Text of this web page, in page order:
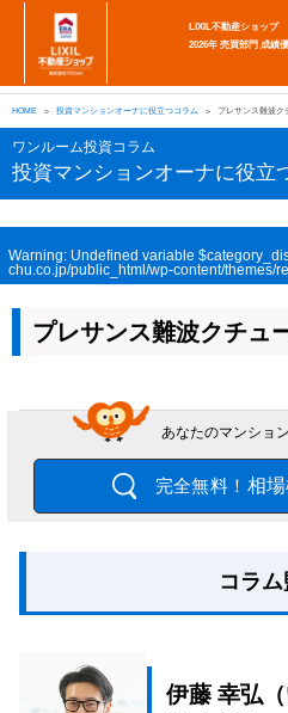
LIXIL不動産ショップ
2026年 売買部門 成績
売
り
た
い
買
い
た
い
相
談
し
た
い
勉
強
し
た
い
強
み
会
社
案
採
用
情
HOME 投資マンションオーナに役立つコラム プレサンス難波ク
ワンルーム投資コラム
投資マンションオーナに役立
Warning: Undefined variable
chu.co.jp/public_html/wp-content/themes/
プレサンス難波クチュ
あなたのマンショ
完全無料！ 相
コラ
伊藤 幸弘（